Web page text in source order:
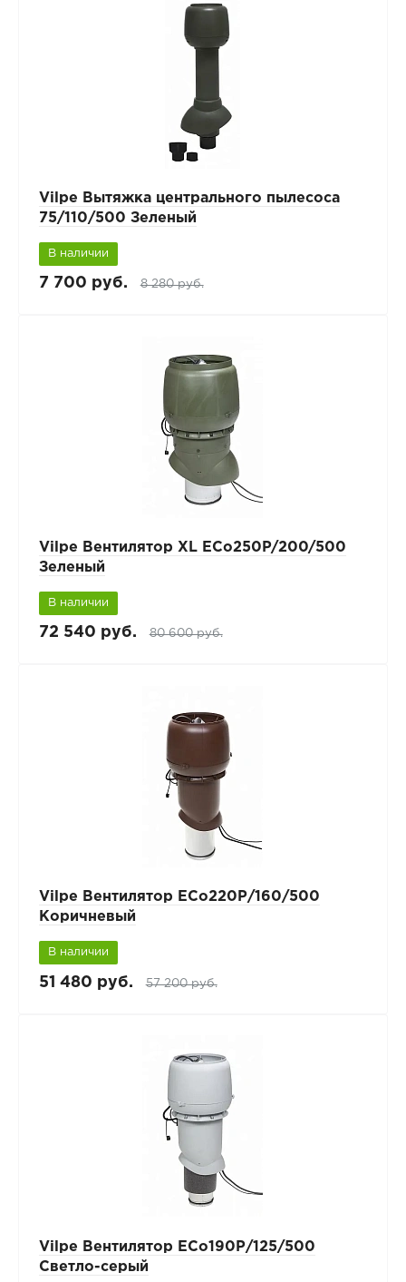
Vilpe Вытяжка центрального пылесоса
75/110/500 Зеленый
В наличии
7 700 руб. 8 280 руб.
Vilpe Вентилятор XL ECo250P/200/500
Зеленый
В наличии
72 540 руб. 80 600 руб.
Vilpe Вентилятор ECo220Р/160/500
Коричневый
В наличии
51 480 руб. 57 200 руб.
Vilpe Вентилятор ECo190Р/125/500
Светло-серый